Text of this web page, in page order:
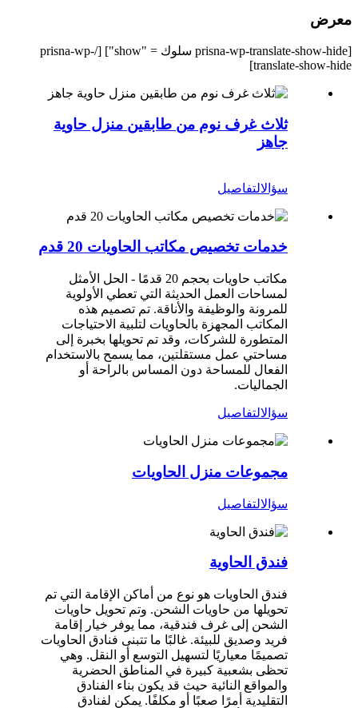
معرض
[prisna-wp-translate-show-hide سلوك = "show"] [/prisna-wp-
translate-show-hide]
ثلاث غرف نوم من طابقين منزل حاوية
جاهز
سؤالالتفاصيل
خدمات تخصيص مكاتب الحاويات 20 قدم
مكاتب حاويات بحجم 20 قدمًا - الحل الأمثل
لمساحات العمل الحديثة التي تعطي الأولوية
للمرونة والوظيفة والأناقة. تم تصميم هذه
المكاتب المجهزة بالحاويات لتلبية الاحتياجات
المتطورة للشركات، وقد تم تحويلها بخبرة إلى
مساحتي عمل مستقلتين، مما يسمح بالاستخدام
الفعال للمساحة دون المساس بالراحة أو
الجماليات.
سؤالالتفاصيل
مجموعات منزل الحاويات
سؤالالتفاصيل
فندق الحاوية
فندق الحاويات هو نوع من أماكن الإقامة التي تم
تحويلها من حاويات الشحن. وتم تحويل حاويات
الشحن إلى غرف فندقية، مما يوفر خيار إقامة
فريد وصديق للبيئة. غالبًا ما تتبنى فنادق الحاويات
تصميمًا معياريًا لتسهيل التوسع أو النقل. وهي
تحظى بشعبية كبيرة في المناطق الحضرية
والمواقع النائية حيث قد يكون بناء الفنادق
التقليدية أمرًا صعبًا أو مكلفًا. يمكن لفنادق